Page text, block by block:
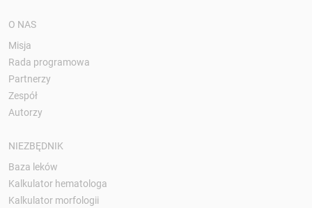
O NAS
Misja
Rada programowa
Partnerzy
Zespół
Autorzy
NIEZBĘDNIK
Baza leków
Kalkulator hematologa
Kalkulator morfologii